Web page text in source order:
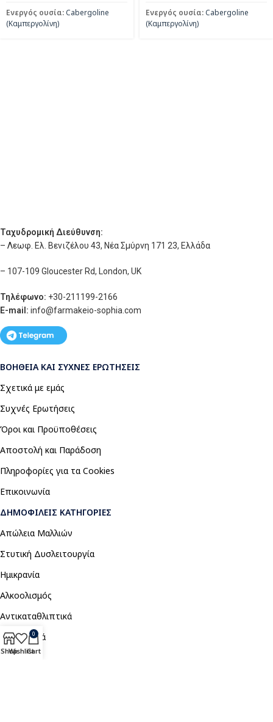
Ενεργός ουσία:Cabergoline
(Καμπεργολίνη)
Ενεργός ουσία:Cabergoline
(Καμπεργολίνη)
Ταχυδρομική Διεύθυνση:
– Λεωφ. Ελ. Βενιζέλου 43, Νέα Σμύρνη 171 23, Ελλάδα
– 107-109 Gloucester Rd, London, UK
Τηλέφωνο: +30-211199-2166
E-mail: info@farmakeio-sophia.com
ΒΟΉΘΕΙΑ ΚΑΙ ΣΥΧΝΈΣ ΕΡΩΤΉΣΕΙΣ
Σχετικά με εμάς
Συχνές Ερωτήσεις
Όροι και Προϋποθέσεις
Αποστολή και Παράδοση
Πληροφορίες για τα Cookies
Επικοινωνία
ΔΗΜΟΦΙΛΕΊΣ ΚΑΤΗΓΟΡΊΕΣ
Απώλεια Μαλλιών
Στυτική Δυσλειτουργία
Ημικρανία
Αλκοολισμός
Αντικαταθλιπτικά
Αναλγητικά
ShopWishlist
0
Cart